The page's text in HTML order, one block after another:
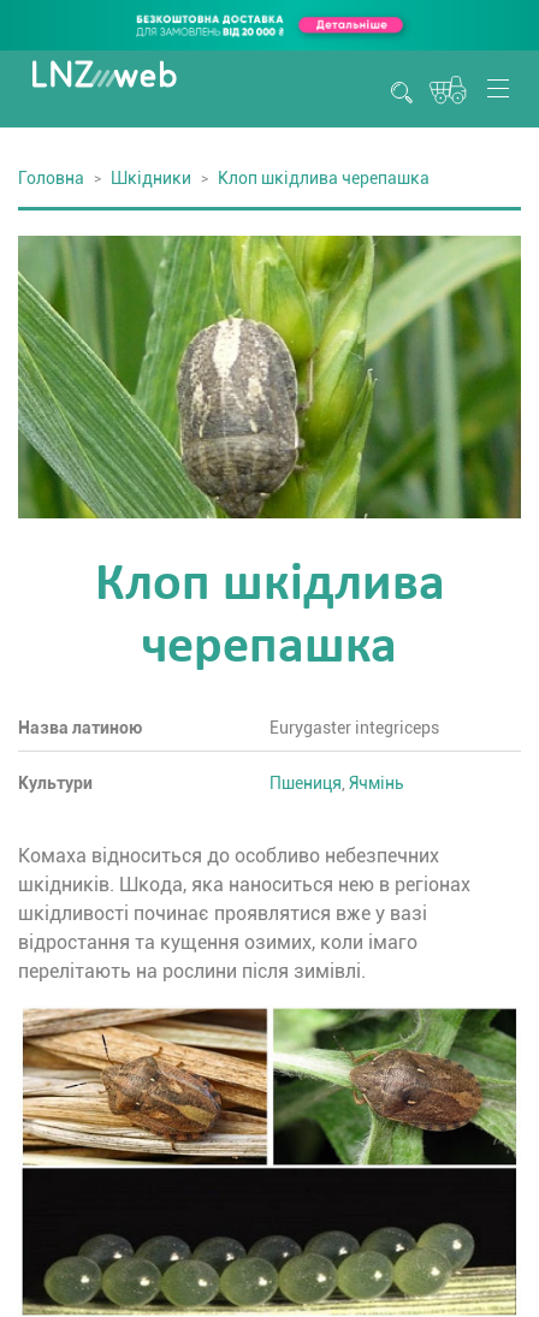
Головна Шкідники Клоп шкідлива черепашка
Клоп шкідлива
черепашка
Назва латиною Eurygaster integriceps
Культури Пшениця Ячмінь
Комаха відноситься до особливо небезпечних
шкідників. Шкода, яка наноситься нею в регіонах
шкідливості починає проявлятися вже у вазі
відростання та кущення озимих, коли імаго
перелітають на рослини після зимівлі.